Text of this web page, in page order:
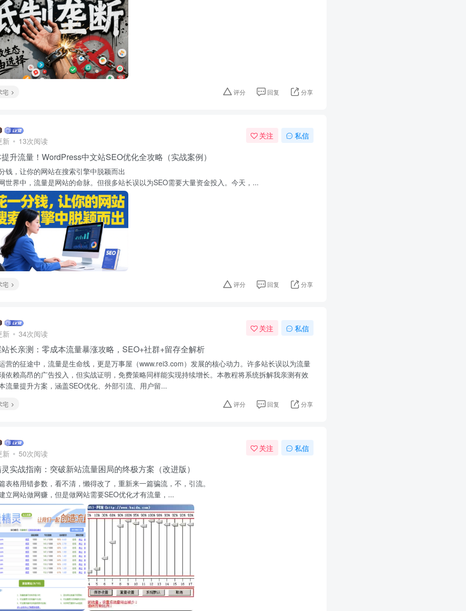
宅 评分 回复 分享
新 13次阅读
关注 私信
升流量！WordPress中文站SEO优化全攻略（实战案例）
钱，让你的网站在搜索引擎中脱颖而出
世界中，流量是网站的命脉。但很多站长误以为SEO需要大量资金投入。今天，...
宅 评分 回复 分享
新 34次阅读
关注 私信
长亲测：零成本流量暴涨攻略，SEO+社群+留存全解析
营的征途中，流量是生命线，更是万事屋（www.rei3.com）发展的核心动力。许多站长误以为流量
依赖高昂的广告投入，但实战证明，免费策略同样能实现持续增长。本教程将系统拆解我亲测有效
流量提升方案，涵盖SEO优化、外部引流、用户留...
宅 评分 回复 分享
新 50次阅读
关注 私信
实战指南：突破新站流量困局的终极方案（改进版）
表格用错参数，看不清，懒得改了，重新来一篇骗流，不，引流。
立网站做网赚，但是做网站需要SEO优化才有流量，...